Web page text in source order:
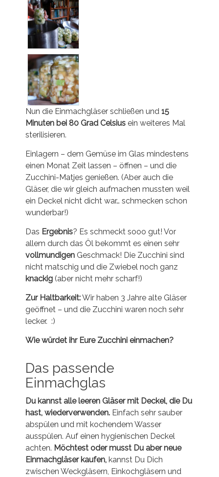
Nun die Einmachgläser schließen und 15
Minuten bei 80 Grad Celsius ein weiteres Mal
sterilisieren.
Einlagern – dem Gemüse im Glas mindestens
einen Monat Zeit lassen – öffnen – und die
Zucchini-Matjes genießen. (Aber auch die
Gläser, die wir gleich aufmachen mussten weil
ein Deckel nicht dicht war… schmecken schon
wunderbar!)
Das Ergebnis? Es schmeckt sooo gut! Vor
allem durch das Öl bekommt es einen sehr
vollmundigen Geschmack! Die Zucchini sind
nicht matschig und die Zwiebel noch ganz
knackig (aber nicht mehr scharf!)
Zur Haltbarkeit:Wir haben 3 Jahre alte Gläser
geöffnet – und die Zucchini waren noch sehr
lecker. :)
Wie würdet ihr Eure Zucchini einmachen?
Das passende
Einmachglas
Du kannst alle leeren Gläser mit Deckel, die Du
hast, wiederverwenden. Einfach sehr sauber
abspülen und mit kochendem Wasser
ausspülen. Auf einen hygienischen Deckel
achten. Möchtest oder musst Du aber neue
Einmachgläser kaufen, kannst Du Dich
zwischen Weckgläsern, Einkochgläsern und